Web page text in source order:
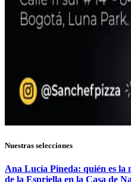
Nuestras selecciones
Ana Lucía Pineda: quién es la
de la Espriella en la Casa de